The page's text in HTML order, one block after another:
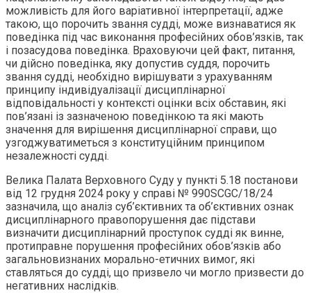
можливість для його варіативної інтерпретації, адже
такою, що порочить звання судді, може визнаватися як
поведінка під час виконання професійних обов’язків, так
і позасудова поведінка. Враховуючи цей факт, питання,
чи дійсно поведінка, яку допустив суддя, порочить
звання судді, необхідно вирішувати з урахуванням
принципу індивідуалізації дисциплінарної
відповідальності у контексті оцінки всіх обставин, які
пов’язані із зазначеною поведінкою та які мають
значення для вирішення дисциплінарної справи, що
узгоджуватиметься з конституційним принципом
незалежності судді.
Велика Палата Верховного Суду у пункті 5.18 постанови
від 12 грудня 2024 року у справі № 990SCGC/18/24
зазначила, що аналіз суб’єктивних та об’єктивних ознак
дисциплінарного правопорушення дає підстави
визначити дисциплінарний проступок судді як винне,
протиправне порушення професійних обов’язків або
загальновизнаних морально-етичних вимог, які
ставляться до судді, що призвело чи могло призвести до
негативних наслідків.